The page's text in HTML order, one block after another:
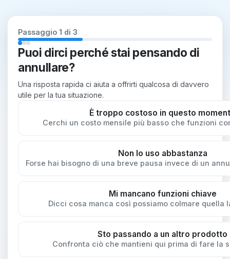
Passaggio 1 di 3
Puoi dirci perché stai pensando di
annullare?
Una risposta rapida ci aiuta a offrirti qualcosa di davvero
utile per la tua situazione.
È troppo costoso in questo
Cerchi un costo mensile più basso che funzioni
Non lo uso abbastanza
Forse hai bisogno di una breve pausa invece di un
Mi mancano funzioni chiave
Dicci cosa manca così possiamo colmare quella
Sto passando a un altro prodotto
Confronta ciò che mantieni qui prima di fare la